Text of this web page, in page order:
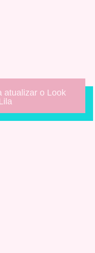
atualizar o Look